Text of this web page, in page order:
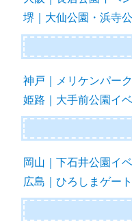
堺｜大仙公園・浜寺
神戸｜メリケンパー
姫路｜大手前公園イ
岡山｜下石井公園イ
広島｜ひろしまゲー